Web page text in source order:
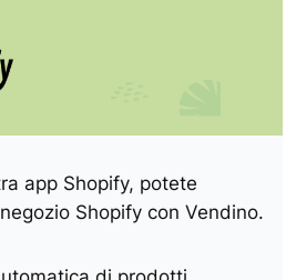
app Shopify, potete
Shopify con Vendino.